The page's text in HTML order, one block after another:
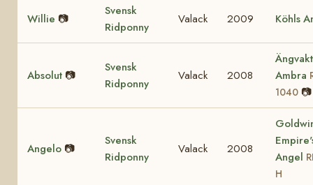
Willie 📷
Svensk
Ridponny
Valack 2009 Köhls
Absolut 📷
Svensk
Ridponny
Valack 2008
Ambra
1040 📷
Angelo 📷
Svensk
Ridponny
Valack 2008
Angel
H